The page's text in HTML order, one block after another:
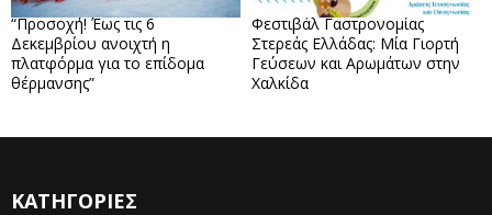
“Προσοχή! Έως τις 6
Δεκεμβρίου ανοιχτή η
πλατφόρμα για το επίδομα
θέρμανσης”
Φεστιβάλ Γαστρονομίας
Στερεάς Ελλάδας: Μία Γιορτή
Γεύσεων και Αρωμάτων στην
Χαλκίδα
ΚΑΤΗΓΟΡΙΕΣ